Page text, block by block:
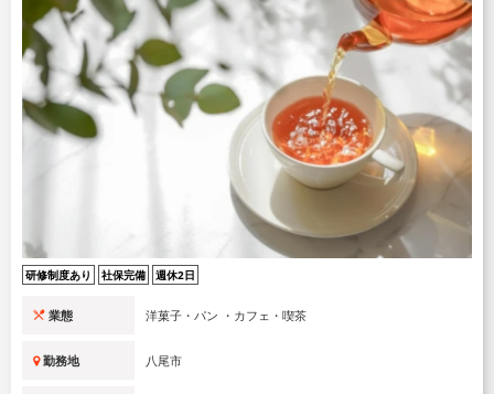
研修制度あり 社保完備 週休2日
業態 洋菓子・パン ・カフェ・喫茶
勤務地 八尾市